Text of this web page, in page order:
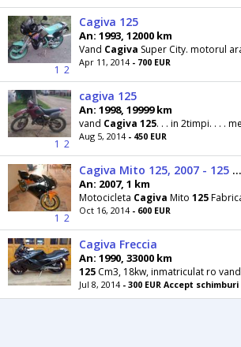
1 2
Cagiva 125
An: 1993, 12000 km
Vand Cagiva Super City. motorul arata si
Apr 11, 2014 - 700 EUR
1 2
cagiva 125
An: 1998, 19999 km
vand Cagiva 125. . . in 2timpi. . . . merge foarte
Aug 5, 2014 - 450 EUR
1 2
Cagiva Mito 125, 2007 - 125 cm3 - Provenienta Italia
An: 2007, 1 km
Motocicleta Cagiva Mito 125
Oct 16, 2014 - 600 EUR
Cagiva Freccia
An: 1990, 33000 km
125 Cm3, 18kw, inmatriculat ro vand
Jul 8, 2014 - 300 EUR Accept schimburi